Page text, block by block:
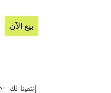
بيع الآن
إنتقينا لك